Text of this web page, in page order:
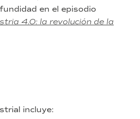
en el episodio
4.0: la revolución de la
incluye: